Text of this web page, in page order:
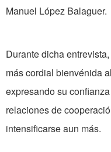
Manuel López Balaguer.
Durante dicha
más cordial bienvénida
expresando su
relaciones de
intensificarse aun más.